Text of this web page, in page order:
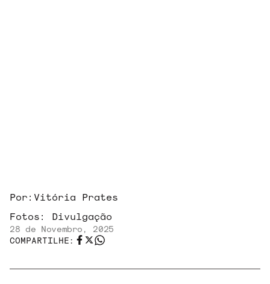
Por: Vitória Prates
Fotos: Divulgação
28 de Novembro, 2025
COMPARTILHE: